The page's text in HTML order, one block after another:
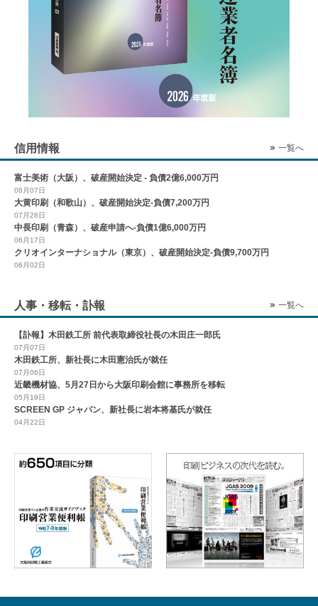
信用情報 一覧へ
富士美術（大阪）、破産開始決定 - 負債2億6,000万円
08月07日
大黄印刷（和歌山）、破産開始決定-負債7,200万円
07月28日
中長印刷（青森）、破産申請へ-負債1億6,000万円
06月17日
クリオインターナショナル（東京）、破産開始決定-負債9,700万円
06月02日
人事・移転・訃報 一覧へ
【訃報】木田鉄工所 前代表取締役社長の木田庄一郎氏
07月07日
木田鉄工所、新社長に木田憲治氏が就任
07月06日
近畿機材協、5月27日から大阪印刷会館に事務所を移転
05月19日
SCREEN GP ジャパン、新社長に岩本将基氏が就任
04月22日